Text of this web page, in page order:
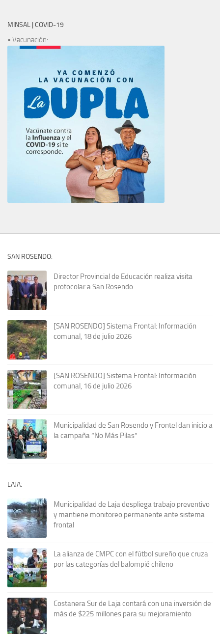
MINSAL | COVID-19
• Vacunación:
SAN ROSENDO:
Director Provincial de Educación realiza visita
protocolar a San Rosendo
[SAN ROSENDO] Sistema Frontal: Información
comunal, 18 de julio 2026
[SAN ROSENDO] Sistema Frontal: Información
comunal, 16 de julio 2026
Municipalidad de San Rosendo y Frontel dan inicio a
la campaña “No Más Pilas”
LAJA:
Municipalidad de Laja despliega trabajo preventivo
y mantiene monitoreo permanente ante sistema
frontal
La alianza de CMPC con el fútbol sureño que cruza
por las categorías del balompié chileno
Costanera Sur de Laja contará con una inversión de
más de $225 millones para su mejoramiento